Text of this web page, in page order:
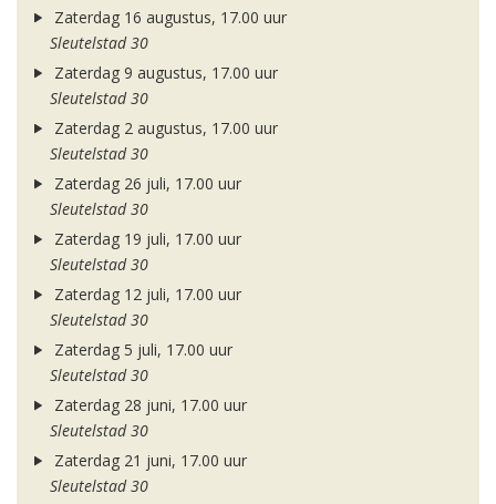
Zaterdag 16 augustus, 17.00 uur
Sleutelstad 30
Zaterdag 9 augustus, 17.00 uur
Sleutelstad 30
Zaterdag 2 augustus, 17.00 uur
Sleutelstad 30
Zaterdag 26 juli, 17.00 uur
Sleutelstad 30
Zaterdag 19 juli, 17.00 uur
Sleutelstad 30
Zaterdag 12 juli, 17.00 uur
Sleutelstad 30
Zaterdag 5 juli, 17.00 uur
Sleutelstad 30
Zaterdag 28 juni, 17.00 uur
Sleutelstad 30
Zaterdag 21 juni, 17.00 uur
Sleutelstad 30